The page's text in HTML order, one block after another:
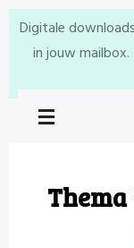
Ga
direct
de
hoofdinhoud
Digitale
in jouw mailbox.